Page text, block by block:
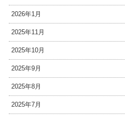
2026年1月
2025年11月
2025年10月
2025年9月
2025年8月
2025年7月